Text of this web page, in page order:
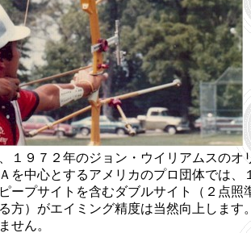
９７２年のジョン・ウイリアムスのオ
を中心とするアメリカのプロ団体では
プサイトを含むダブルサイト（２点照
）がエイミング精度は当然向上します
せん。